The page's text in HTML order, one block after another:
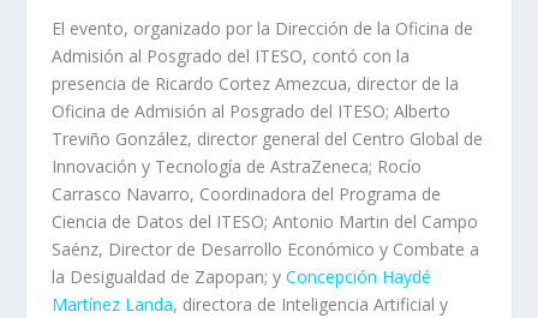
El evento, organizado por la Dirección de la Oficina de
Admisión al Posgrado del ITESO, contó con la
presencia de Ricardo Cortez Amezcua, director de la
Oficina de Admisión al Posgrado del ITESO; Alberto
Treviño González, director general del Centro Global de
Innovación y Tecnología de AstraZeneca; Rocío
Carrasco Navarro, Coordinadora del Programa de
Ciencia de Datos del ITESO; Antonio Martin del Campo
Saénz, Director de Desarrollo Económico y Combate a
la Desigualdad de Zapopan; y Concepción Haydé
Martínez Landa, directora de Inteligencia Artificial y